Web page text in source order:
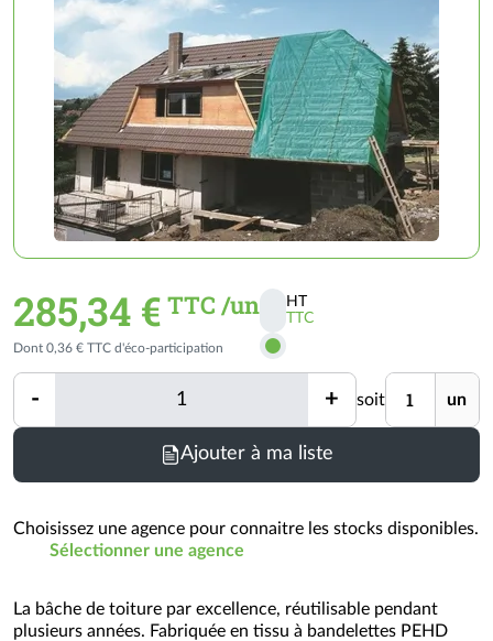
285,34 € TTC /un
Activer
les
prix
HT
TTC
Dont 0,36 € TTC d'éco-participation
- Quantité + soit Unité un
Ajouter à ma liste
Minimum
=
(voir
conditionnement)
Choisissez une agence pour connaitre les stocks disponibles.
Sélectionner une agence
La bâche de toiture par excellence, réutilisable pendant
plusieurs années. Fabriquée en tissu à bandelettes PEHD